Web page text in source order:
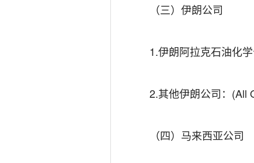
（三）伊朗公司
1.伊朗阿拉克石油化学
2.其他伊朗公司：(All
（四）马来西亚公司